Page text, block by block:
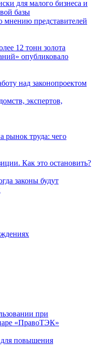
для малого бизнеса и
базы
мнению представителей
12 тонн золота
опубликовало
над законопроектом
экспертов,
рынок труда: чего
Как это остановить?
законы будут
при
«ПравоТЭК»
повышения